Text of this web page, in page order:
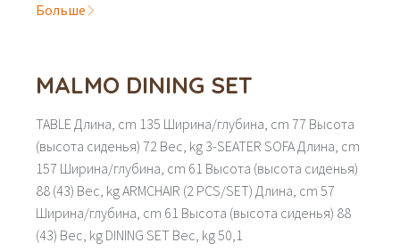
Больше
MALMO DINING SET
TABLE Длина, cm 135 Ширина/глубина, cm 77 Высота
(высота сиденья) 72 Вес, kg 3-SEATER SOFA Длина, cm
157 Ширина/глубина, cm 61 Высота (высота сиденья)
88 (43) Вес, kg ARMCHAIR (2 PCS/SET) Длина, cm 57
Ширина/глубина, cm 61 Высота (высота сиденья) 88
(43) Вес, kg DINING SET Вес, kg 50,1